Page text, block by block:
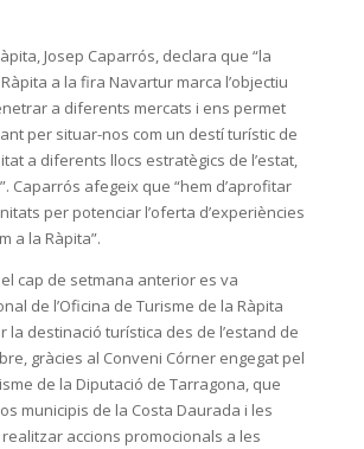
Josep Caparrós, declara que “la
a la fira Navartur marca l’objectiu
a diferents mercats i ens permet
per situar-nos com un destí turístic de
a diferents llocs estratègics de l’estat,
Caparrós afegeix que “hem d’aprofitar
per potenciar l’oferta d’experiències
a la Ràpita”.
cap de setmana anterior es va
de l’Oficina de Turisme de la Ràpita
la destinació turística des de l’estand de
gràcies al Conveni Córner engegat pel
de la Diputació de Tarragona, que
municipis de la Costa Daurada i les
realitzar accions promocionals a les